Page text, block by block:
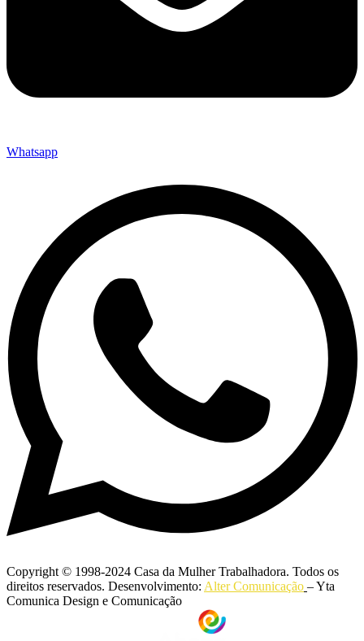
Whatsapp
Copyright © 1998-2024 Casa da Mulher Trabalhadora. Todos os
direitos reservados. Desenvolvimento: Alter Comunicação – Yta
Comunica Design e Comunicação